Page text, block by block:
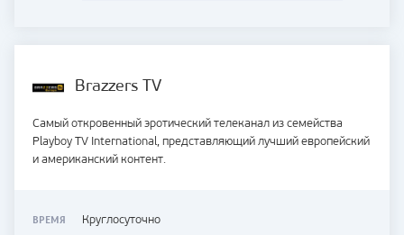
Brazzers TV
Самый откровенный эротический телеканал из семейства
Playboy TV International, представляющий лучший европейский
и американский контент.
ВРЕМЯ Круглосуточно